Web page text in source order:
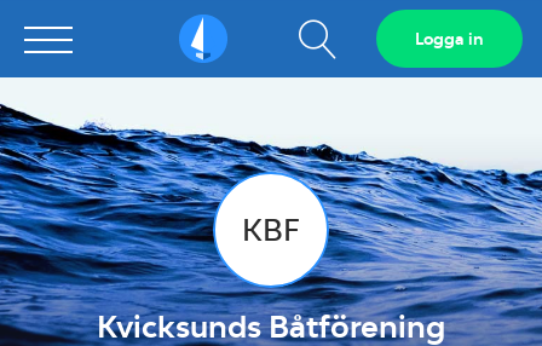
Sailarena Visa
sökfält
Logga in
KBF
Kvicksunds Båtförening